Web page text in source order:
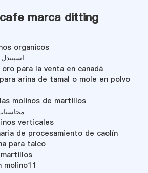
marca ditting
organicos
para la venta en canadá
arina de tamal o mole en polvo
molinos de martillos
verticales
de procesamiento de caolín
para talco
molino11